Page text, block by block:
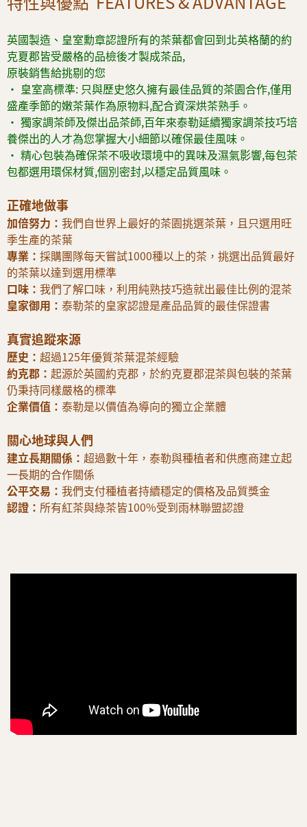
英國製造、皇室勳章認證所有的茶葉都會回到北英格蘭的約
克夏郡皆受嚴格的品檢後才製成茶品,
原裝銷售給挑剔的您
• 皇室高標準: 只與歷史悠久擁有最佳品質的茶園合作,僅用
盛產季節的嫩茶葉作為原物料,配合資深烘茶熟手。
• 獨家調茶師及傑出品茶師,百年來泰勒延續獨家調茶技巧培
養傑出的人才為您掌握大小細節以確保最佳風味。
• 精心包裝為確保茶不吸收環境中的異味及濕氣影響,每包茶
包都選用環保材質,個別密封,以穩定品質風味。
正確地做事
加倍努力： 我們自世界上最好的茶園挑選茶葉，且只選用旺
季生產的茶葉
專業： 採購團隊每天嘗試1000種以上的茶，挑選出品質最好
的茶葉以達到選用標準
口味： 我們了解口味，利用純熟技巧造就出最佳比例的混茶
皇家御用： 泰勒茶的皇家認證是產品品質的最佳保證書
真實追蹤來源
歷史： 超過125年優質茶葉混茶經驗
約克郡： 起源於英國約克郡，於約克夏郡混茶與包裝的茶葉
仍秉持同樣嚴格的標準
企業價值： 泰勒是以價值為導向的獨立企業體
關心地球與人們
建立長期關係： 超過數十年，泰勒與種植者和供應商建立起
一長期的合作關係
公平交易： 我們支付種植者持續穩定的價格及品質獎金
認證： 所有紅茶與綠茶皆100%受到雨林聯盟認證